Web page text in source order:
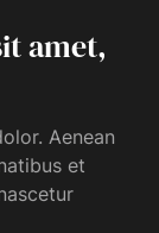
amet,
Aenean
et